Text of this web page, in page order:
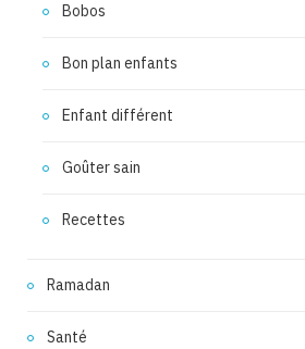
Bobos
Bon plan enfants
Enfant différent
Goûter sain
Recettes
Ramadan
Santé